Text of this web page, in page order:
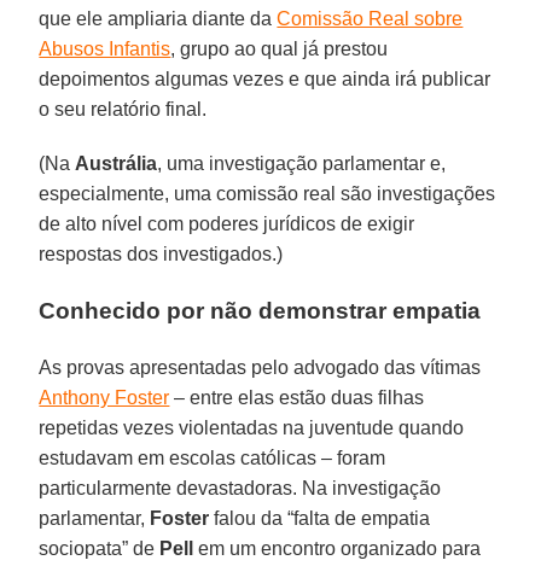
que ele ampliaria diante daComissão Real sobre
Abusos Infantis, grupo ao qual já prestou
depoimentos algumas vezes e que ainda irá publicar
o seu relatório final.
(Na Austrália, uma investigação parlamentar e,
especialmente, uma comissão real são investigações
de alto nível com poderes jurídicos de exigir
respostas dos investigados.)
Conhecido por não demonstrar empatia
As provas apresentadas pelo advogado das vítimas
Anthony Foster – entre elas estão duas filhas
repetidas vezes violentadas na juventude quando
estudavam em escolas católicas – foram
particularmente devastadoras. Na investigação
parlamentar, Foster falou da “falta de empatia
sociopata” de Pell
em um encontro organizado para